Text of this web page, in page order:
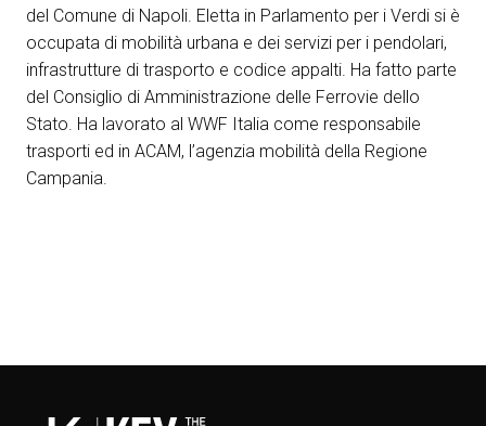
ESPONI A KEY27 arrow_circle_right
del Comune di Napoli. Eletta in Parlamento per i Verdi si è
occupata di mobilità urbana e dei servizi per i pendolari,
infrastrutture di trasporto e codice appalti. Ha fatto parte
del Consiglio di Amministrazione delle Ferrovie dello
Stato. Ha lavorato al WWF Italia come responsabile
trasporti ed in ACAM, l’agenzia mobilità della Regione
Campania.